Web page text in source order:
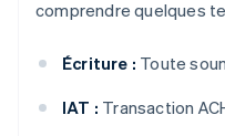
comprendre quelques
Écriture : Toute
IAT : Transaction